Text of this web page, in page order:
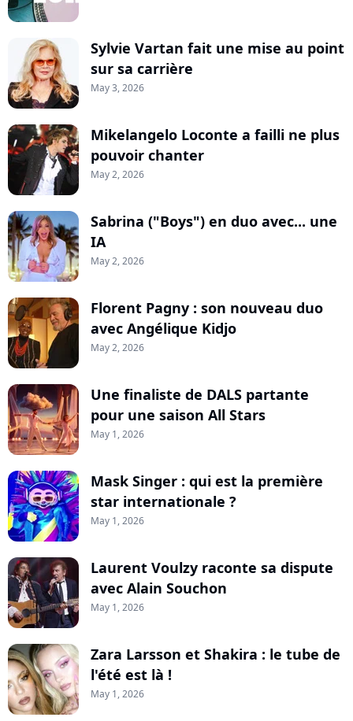
Sylvie Vartan fait une mise au point
sur sa carrière
May 3, 2026
Mikelangelo Loconte a failli ne plus
pouvoir chanter
May 2, 2026
Sabrina ("Boys") en duo avec... une
IA
May 2, 2026
Florent Pagny : son nouveau duo
avec Angélique Kidjo
May 2, 2026
Une finaliste de DALS partante
pour une saison All Stars
May 1, 2026
Mask Singer : qui est la première
star internationale ?
May 1, 2026
Laurent Voulzy raconte sa dispute
avec Alain Souchon
May 1, 2026
Zara Larsson et Shakira : le tube de
l'été est là !
May 1, 2026